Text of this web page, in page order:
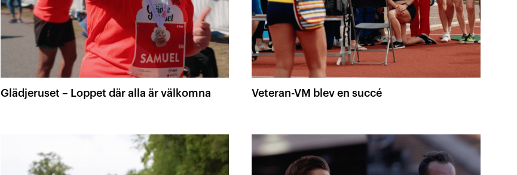
Glädjeruset – Loppet där alla är välkomna Veteran-VM blev en succé